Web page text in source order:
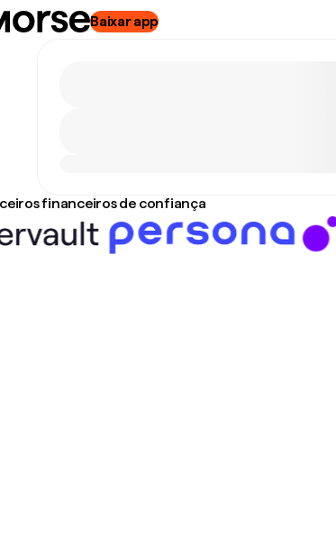
Baixar app
financeiros de confiança